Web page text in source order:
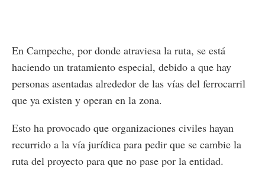
En Campeche, por donde atraviesa la ruta, se está
haciendo un tratamiento especial, debido a que hay
personas asentadas alrededor de las vías del ferrocarril
que ya existen y operan en la zona.
Esto ha provocado que organizaciones civiles hayan
recurrido a la vía jurídica para pedir que se cambie la
ruta del proyecto para que no pase por la entidad.